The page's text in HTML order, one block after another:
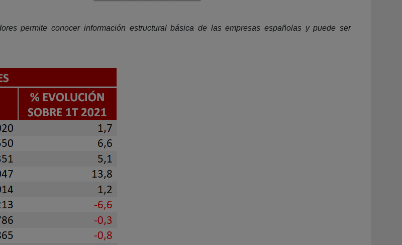
permite conocer información estructural básica de las empresas españolas y puede ser